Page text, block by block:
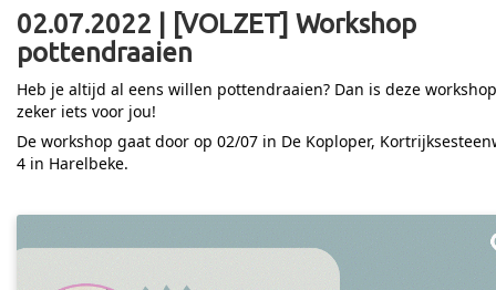
02.07.2022 | [VOLZET] Workshop
pottendraaien
Heb je altijd al eens willen pottendraaien? Dan is deze workshop
zeker iets voor jou!
De workshop gaat door op 02/07 in De Koploper,
4 in Harelbeke.